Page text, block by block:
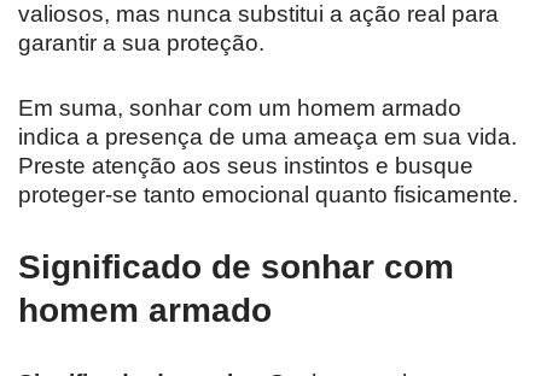
valiosos, mas nunca substitui a ação real para
garantir a sua proteção.
Em suma, sonhar com um homem armado
indica a presença de uma ameaça em sua vida.
Preste atenção aos seus instintos e busque
proteger-se tanto emocional quanto fisicamente.
Significado de sonhar com
homem armado